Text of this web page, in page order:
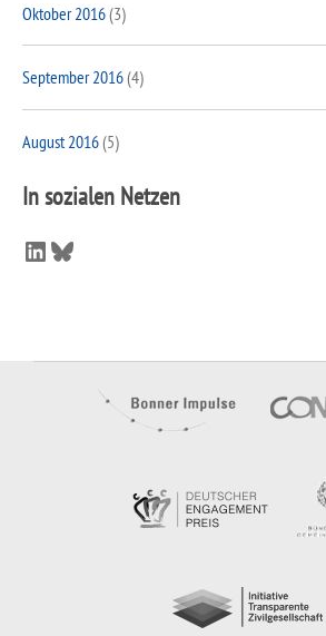
Oktober 2016(3)
September 2016(4)
August 2016(5)
In sozialen Netzen
LinkedIn
Bluesky